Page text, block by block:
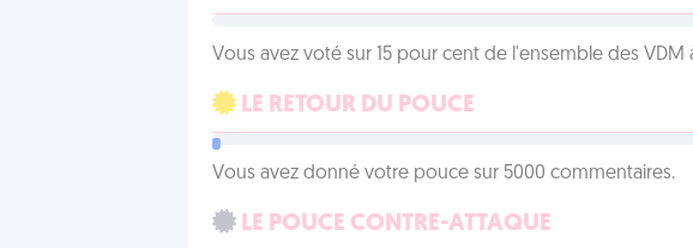
Vous avez voté sur 15 pour cent de l'ensemble des VDM
LE RETOUR DU POUCE
Vous avez donné votre pouce sur 5000 commentaires.
LE POUCE CONTRE-ATTAQUE